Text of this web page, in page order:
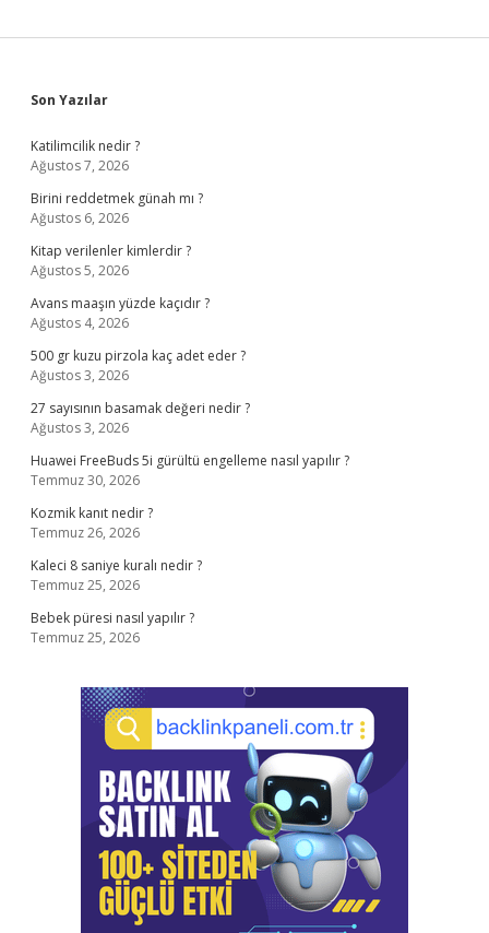
Sidebar
Son Yazılar
Katilimcilik nedir ?
Ağustos 7, 2026
Birini reddetmek günah mı ?
Ağustos 6, 2026
Kitap verilenler kimlerdir ?
Ağustos 5, 2026
Avans maaşın yüzde kaçıdır ?
Ağustos 4, 2026
500 gr kuzu pirzola kaç adet eder ?
Ağustos 3, 2026
27 sayısının basamak değeri nedir ?
Ağustos 3, 2026
Huawei FreeBuds 5i gürültü engelleme nasıl yapılır ?
Temmuz 30, 2026
Kozmik kanıt nedir ?
Temmuz 26, 2026
Kaleci 8 saniye kuralı nedir ?
Temmuz 25, 2026
Bebek püresi nasıl yapılır ?
Temmuz 25, 2026